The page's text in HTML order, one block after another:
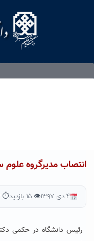
انتصاب مدیرگروه
۴ دی ۱۳۹۷ 👁 ۱۵ بازدید ⏱ ۲ دقیقه مطالعه
رئیس دانشگاه در حکمی